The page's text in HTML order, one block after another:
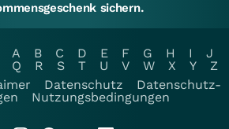
sichern.
A B C D E F G H I
J
Q R S T U V W X Y
Z
Datenschutz
Datenschutz-
Nutzungsbedingungen